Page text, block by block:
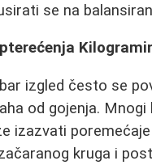
se na
izgled često se
od gojenja.
izazvati
kruga i